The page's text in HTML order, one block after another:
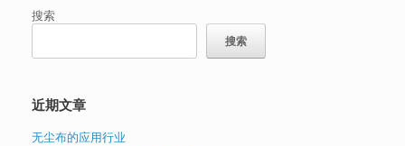
搜索
搜索
近期文章
无尘布的应用行业